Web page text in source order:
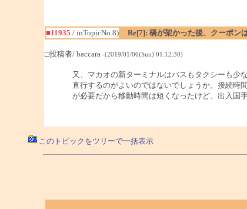
■11935 / inTopicNo.8)
Re[7]: 橋が架かった後、クーポン
□投稿者/ baccara -(2019/01/06(Sun) 01:12:30)
又、マカオの新ターミナルはバスもタクシーも少
直行するのがよいのではないでしょうか。接続時
が必要だから移動時間は短くなったけど、出入国
このトピックをツリーで一括表示